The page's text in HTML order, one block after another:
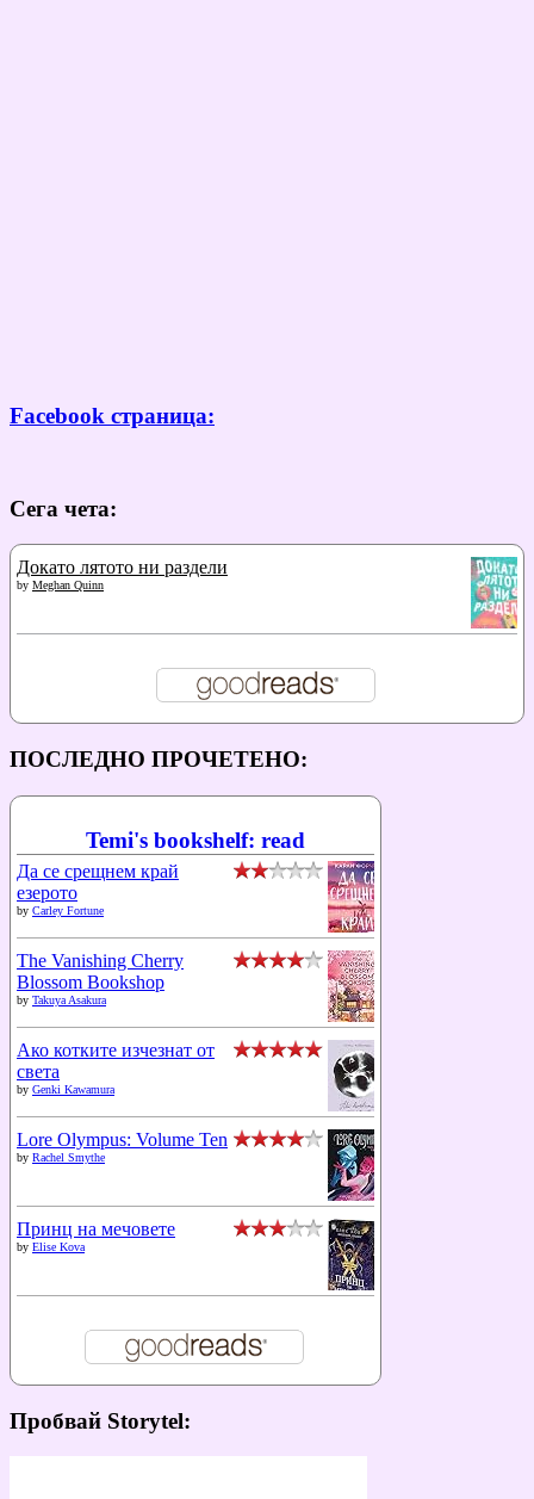
Facebook страница:
Сега чета:
Докато лятото ни раздели
by Meghan Quinn
ПОСЛЕДНО ПРОЧЕТЕНО:
Temi's bookshelf: read
Да се срещнем край
езерото
by Carley Fortune
The Vanishing Cherry
Blossom Bookshop
by Takuya Asakura
Ако котките изчезнат от
света
by Genki Kawamura
Lore Olympus: Volume Ten
by Rachel Smythe
Принц на мечовете
by Elise Kova
Пробвай Storytel: